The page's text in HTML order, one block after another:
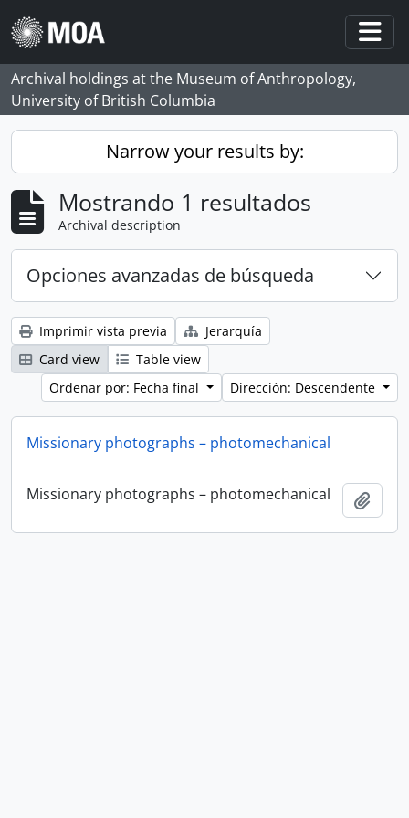
Skip to main content
Archival holdings at the Museum of Anthropology,
University of British Columbia
Narrow your results by:
Mostrando 1 resultados
Archival description
Opciones avanzadas de búsqueda
Imprimir vista previa
Jerarquía
Card view
Table view
Ordenar por: Fecha final
Dirección: Descendente
Missionary photographs – photomechanical
Missionary photographs – photomechanical